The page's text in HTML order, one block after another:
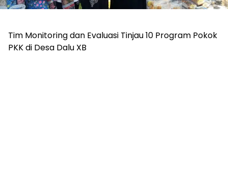
Tim Monitoring dan Evaluasi Tinjau 10 Program Pokok
PKK di Desa Dalu XB